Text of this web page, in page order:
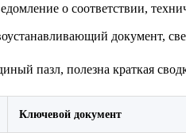
о соответствии,
документ,
пазл, полезна краткая
Ключевой документ